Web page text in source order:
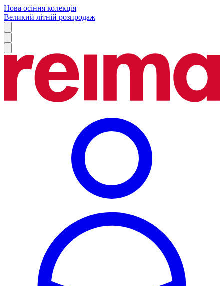
Нова осіння колекція
Великий літній розпродаж